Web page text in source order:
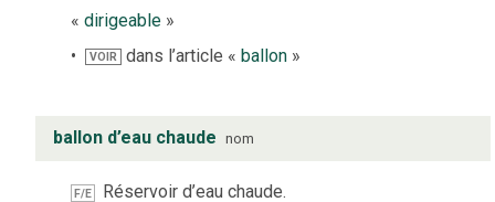
« dirigeable »
VOIR dans l’article «ballon »
ballon d’eau chaude nom
F/E Réservoir d’eau chaude.